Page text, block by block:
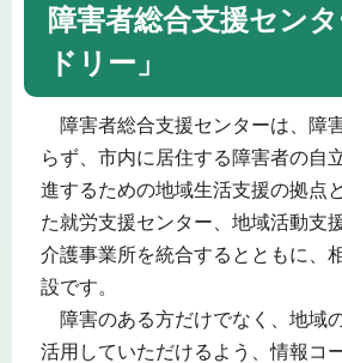
障害者総合支援セン
ドリー」
障害者総合支援センターは、障
らず、市内に居住する障害者の自
進するための地域生活支援の拠点
た就労支援センター、地域活動支
介護事業所を統合するとともに、
設です。
障害のある方だけでなく、地域
活用していただけるよう、情報コ